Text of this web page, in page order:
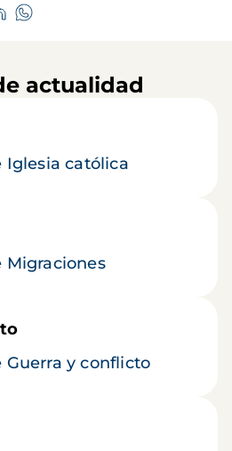
actualidad
Iglesia católica
Migraciones
Guerra y conflicto